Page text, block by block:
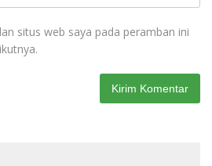
situs web saya pada peramban ini